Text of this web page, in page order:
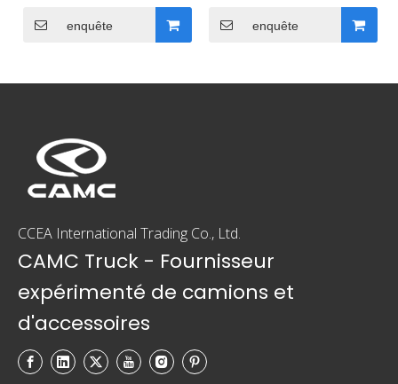
enquête enquête
CCEA International Trading Co., Ltd.
CAMC Truck - Fournisseur
expérimenté de camions et
d'accessoires